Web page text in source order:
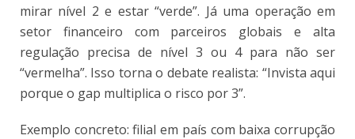
mirar nível 2 e estar “verde”. Já uma operação em
setor financeiro com parceiros globais e alta
regulação precisa de nível 3 ou 4 para não ser
“vermelha”. Isso torna o debate realista: “Invista aqui
porque o gap multiplica o risco por 3”.
Exemplo concreto: filial em país com baixa corrupção